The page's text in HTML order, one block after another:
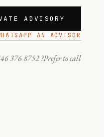
ADVISORY
AN ADVISOR
Prefer to call?
376 8752